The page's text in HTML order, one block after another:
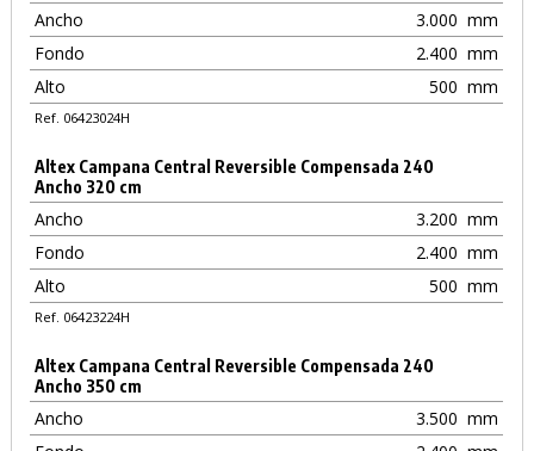
Ancho 3.000 mm
Fondo
2.400 mm
Alto
500 mm
Ref. 06423024H
Altex Campana Central Reversible Compensada 240
Ancho 320 cm
Ancho 3.200 mm
Fondo
2.400 mm
Alto
500 mm
Ref. 06423224H
Altex Campana Central Reversible Compensada 240
Ancho 350 cm
Ancho 3.500 mm